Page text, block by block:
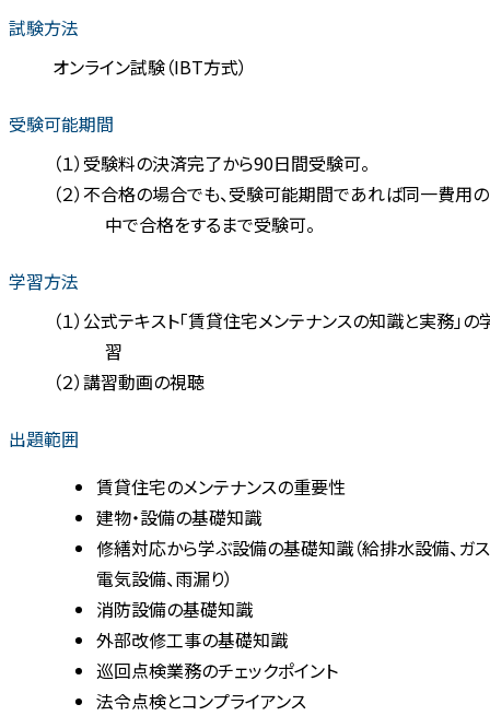
試験方法
オンライン試験（IBT方式）
受験可能期間
（１）受験料の決済完了から90日間受験可。
（２）不合格の場合でも、受験可能期間であれば同一費用の
中で合格をするまで受験可。
学習方法
（１）公式テキスト「賃貸住宅メンテナンスの知識と実務」の
習
（２）講習動画の視聴
出題範囲
賃貸住宅のメンテナンスの重要性
建物・設備の基礎知識
修繕対応から学ぶ設備の基礎知識（給排水設備、ガス
電気設備、雨漏り）
消防設備の基礎知識
外部改修工事の基礎知識
巡回点検業務のチェックポイント
法令点検とコンプライアンス